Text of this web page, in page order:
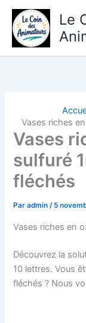
Aller
contenu
Le
Vases riches
Vases
sulfuré
fléchés
Paradmin/ 5
Vases riches en
Découvrez la
10 lettres. Vous
fléchés ? Nous